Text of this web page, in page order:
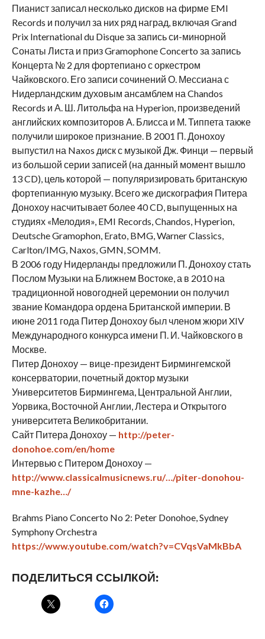
Пианист записал несколько дисков на фирме EMI
Records и получил за них ряд наград, включая Grand
Prix International du Disque за запись си-минорной
Сонаты Листа и приз Gramophone Concerto за запись
Концерта № 2 для фортепиано с оркестром
Чайковского. Его записи сочинений О. Мессиана с
Нидерландским духовым ансамблем на Chandos
Records и А. Ш. Литольфа на Hyperion, произведений
английских композиторов А. Блисса и М. Типпета также
получили широкое признание. В 2001 П. Донохоу
выпустил на Naxos диск с музыкой Дж. Финци — первый
из большой серии записей (на данный момент вышло
13 CD), цель которой — популяризировать британскую
фортепианную музыку. Всего же дискография Питера
Донохоу насчитывает более 40 CD, выпущенных на
студиях «Мелодия», EMI Records, Chandos, Hyperion,
Deutsche Gramophon, Erato, BMG, Warner Classics,
Carlton/IMG, Naxos, GMN, SOMM.
В 2006 году Нидерланды предложили П. Донохоу стать
Послом Музыки на Ближнем Востоке, а в 2010 на
традиционной новогодней церемонии он получил
звание Командора ордена Британской империи. В
июне 2011 года Питер Донохоу был членом жюри XIV
Международного конкурса имени П. И. Чайковского в
Москве.
Питер Донохоу — вице-президент Бирмингемской
консерватории, почетный доктор музыки
Университетов Бирмингема, Центральной Англии,
Уорвика, Восточной Англии, Лестера и Открытого
университета Великобритании.
Сайт Питера Донохоу — http://peter-
donohoe.com/en/home
Интервью с Питером Донохоу —
http://www.classicalmusicnews.ru/…/piter-donohou-
mne-kazhe…/
Brahms Piano Concerto No 2: Peter Donohoe, Sydney
Symphony Orchestra
https://www.youtube.com/watch?v=CVqsVaMkBbA
ПОДЕЛИТЬСЯ ССЫЛКОЙ: